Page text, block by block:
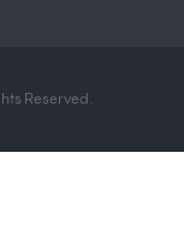
Reserved.